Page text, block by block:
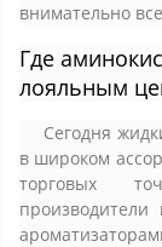
внимательно
Где
лояльным
Сегодня
в широком
торговых